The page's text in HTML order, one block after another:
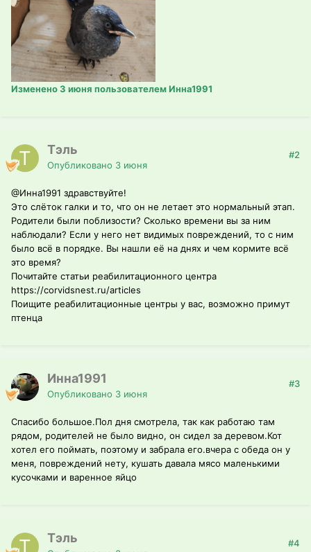
Изменено3 июня пользователем Инна1991
Тэль
Опубликовано 3 июня
#2
@Инна1991 здравствуйте!
Это слёток галки и то, что он не летает это нормальный этап.
Родители были поблизости? Сколько времени вы за ним
наблюдали? Если у него нет видимых повреждений, то с ним
было всё в порядке. Вы нашли её на днях и чем кормите всё
это время?
Почитайте статьи реабилитационного центра
https://corvidsnest.ru/articles
Поищите реабилитационные центры у вас, возможно примут
птенца
Инна1991
Опубликовано 3 июня
#3
Спасибо большое.Пол дня смотрела, так как работаю там
рядом, родителей не было видно, он сидел за деревом.Кот
хотел его поймать, поэтому и забрала его.вчера с обеда он у
меня, повреждений нету, кушать давала мясо маленькими
кусочками и варенное яйцо
Тэль #4